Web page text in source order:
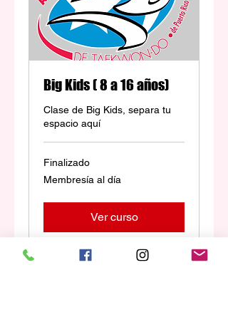
Big Kids ( 8 a 16 años)
Clase de Big Kids, separa tu
espacio aquí
Finalizado
Membresía
al
Membresía al día
Ver curso